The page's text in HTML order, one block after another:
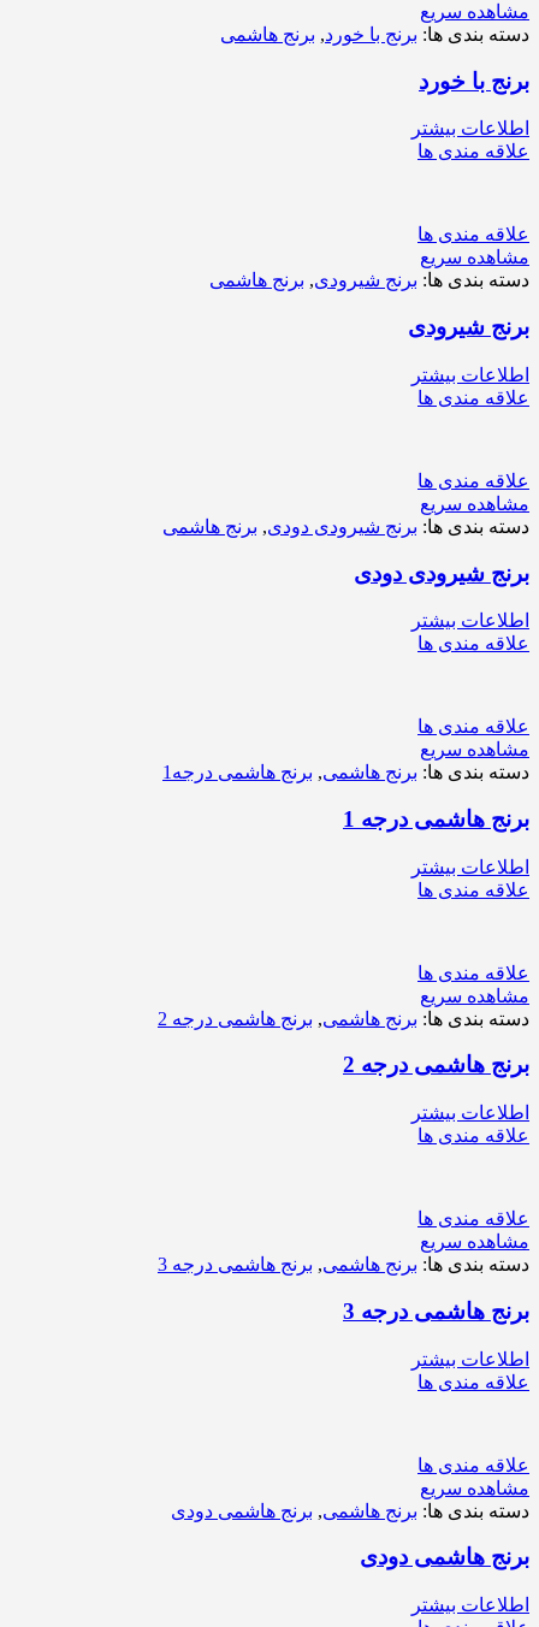
مشاهده سریع
دسته بندی ها: برنج با خورد, برنج هاشمی
برنج با خورد
اطلاعات بیشتر
علاقه مندی ها
علاقه مندی ها
مشاهده سریع
دسته بندی ها: برنج شیرودی, برنج هاشمی
برنج شیرودی
اطلاعات بیشتر
علاقه مندی ها
علاقه مندی ها
مشاهده سریع
دسته بندی ها: برنج شیرودی دودی, برنج هاشمی
برنج شیرودی دودی
اطلاعات بیشتر
علاقه مندی ها
علاقه مندی ها
مشاهده سریع
دسته بندی ها: برنج هاشمی, برنج هاشمی درجه1
برنج هاشمی درجه 1
اطلاعات بیشتر
علاقه مندی ها
علاقه مندی ها
مشاهده سریع
دسته بندی ها: برنج هاشمی, برنج هاشمی درجه 2
برنج هاشمی درجه 2
اطلاعات بیشتر
علاقه مندی ها
علاقه مندی ها
مشاهده سریع
دسته بندی ها: برنج هاشمی, برنج هاشمی درجه 3
برنج هاشمی درجه 3
اطلاعات بیشتر
علاقه مندی ها
علاقه مندی ها
مشاهده سریع
دسته بندی ها: برنج هاشمی, برنج هاشمی دودی
برنج هاشمی دودی
اطلاعات بیشتر